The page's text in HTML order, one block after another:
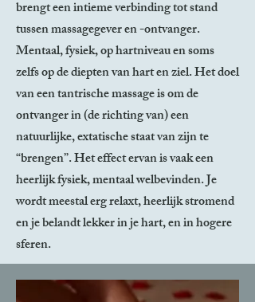
brengt een intieme verbinding tot stand
tussen massagegever en -ontvanger.
Mentaal, fysiek, op hartniveau en soms
zelfs op de diepten van hart en ziel. Het doel
van een tantrische massage is om de
ontvanger in (de richting van) een
natuurlijke, extatische staat van zijn te
“brengen”. Het effect ervan is vaak een
heerlijk fysiek, mentaal welbevinden. Je
wordt meestal erg relaxt, heerlijk stromend
en je belandt lekker in je hart, en in hogere
sferen.